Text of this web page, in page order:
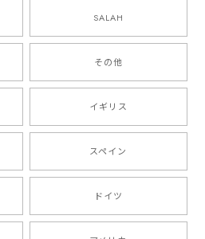
SALAH
その他
イギリス
スペイン
ドイツ